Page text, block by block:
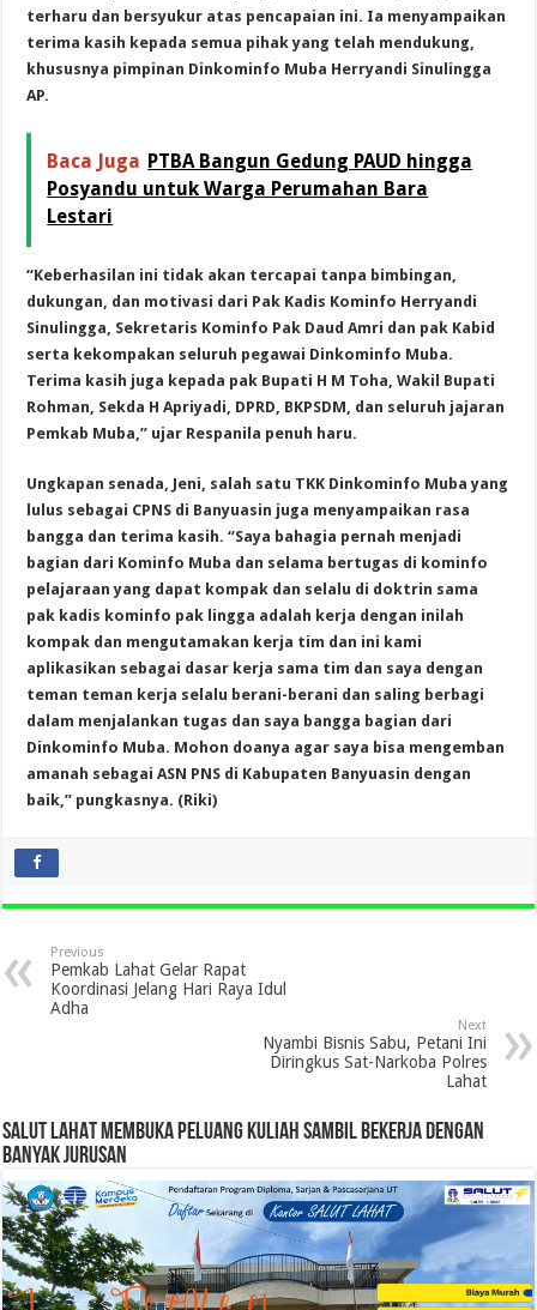
terharu dan bersyukur atas pencapaian ini. Ia menyampaikan
terima kasih kepada semua pihak yang telah mendukung,
khususnya pimpinan Dinkominfo Muba Herryandi Sinulingga
AP.
Baca Juga PTBA Bangun Gedung PAUD hingga
Posyandu untuk Warga Perumahan Bara
Lestari
“Keberhasilan ini tidak akan tercapai tanpa bimbingan,
dukungan, dan motivasi dari Pak Kadis Kominfo Herryandi
Sinulingga, Sekretaris Kominfo Pak Daud Amri dan pak Kabid
serta kekompakan seluruh pegawai Dinkominfo Muba.
Terima kasih juga kepada pak Bupati H M Toha, Wakil Bupati
Rohman, Sekda H Apriyadi, DPRD, BKPSDM, dan seluruh jajaran
Pemkab Muba,” ujar Respanila penuh haru.
Ungkapan senada, Jeni, salah satu TKK Dinkominfo Muba yang
lulus sebagai CPNS di Banyuasin juga menyampaikan rasa
bangga dan terima kasih. “Saya bahagia pernah menjadi
bagian dari Kominfo Muba dan selama bertugas di kominfo
pelajaraan yang dapat kompak dan selalu di doktrin sama
pak kadis kominfo pak lingga adalah kerja dengan inilah
kompak dan mengutamakan kerja tim dan ini kami
aplikasikan sebagai dasar kerja sama tim dan saya dengan
teman teman kerja selalu berani-berani dan saling berbagi
dalam menjalankan tugas dan saya bangga bagian dari
Dinkominfo Muba. Mohon doanya agar saya bisa mengemban
amanah sebagai ASN PNS di Kabupaten Banyuasin dengan
baik,” pungkasnya. (Riki)
Previous
Pemkab Lahat Gelar Rapat
Koordinasi Jelang Hari Raya Idul
Adha
Next
Nyambi Bisnis Sabu, Petani Ini
Diringkus Sat-Narkoba Polres
Lahat
SALUT LAHAT MEMBUKA PELUANG KULIAH SAMBIL BEKERJA DENGAN
BANYAK JURUSAN